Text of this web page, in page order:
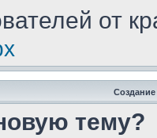
от
тему?